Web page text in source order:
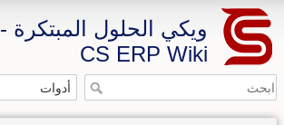
ويكي الحلول المبتكرة -
CS ERP Wiki